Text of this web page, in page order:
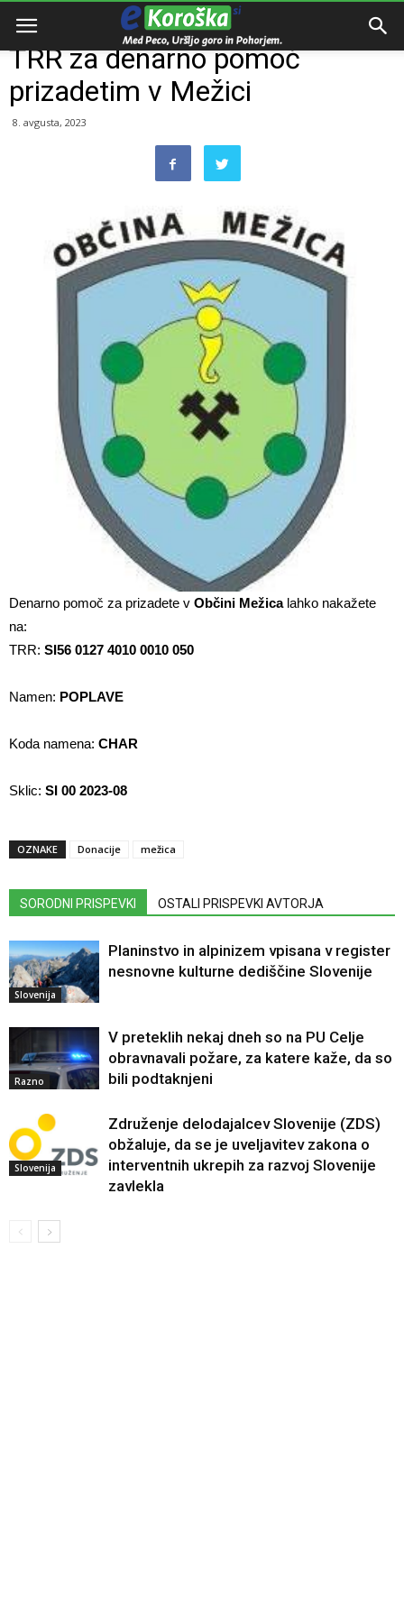
Domov
TRR za denarno pomoč
prizadetim v Mežici
8. avgusta, 2023
Denarno pomoč za prizadete v Občini Mežicalahko nakažete
na:
TRR: SI56 0127 4010 0010 050
Namen: POPLAVE
Koda namena: CHAR
Sklic: SI 00 2023-08
OZNAKE Donacije mežica
SORODNI PRISPEVKI OSTALI PRISPEVKI AVTORJA
Slovenija
Planinstvo in alpinizem vpisana v register
nesnovne kulturne dediščine Slovenije
Razno
V preteklih nekaj dneh so na PU Celje
obravnavali požare, za katere kaže, da so
bili podtaknjeni
Slovenija
Združenje delodajalcev Slovenije (ZDS)
obžaluje, da se je uveljavitev zakona o
interventnih ukrepih za razvoj Slovenije
zavlekla